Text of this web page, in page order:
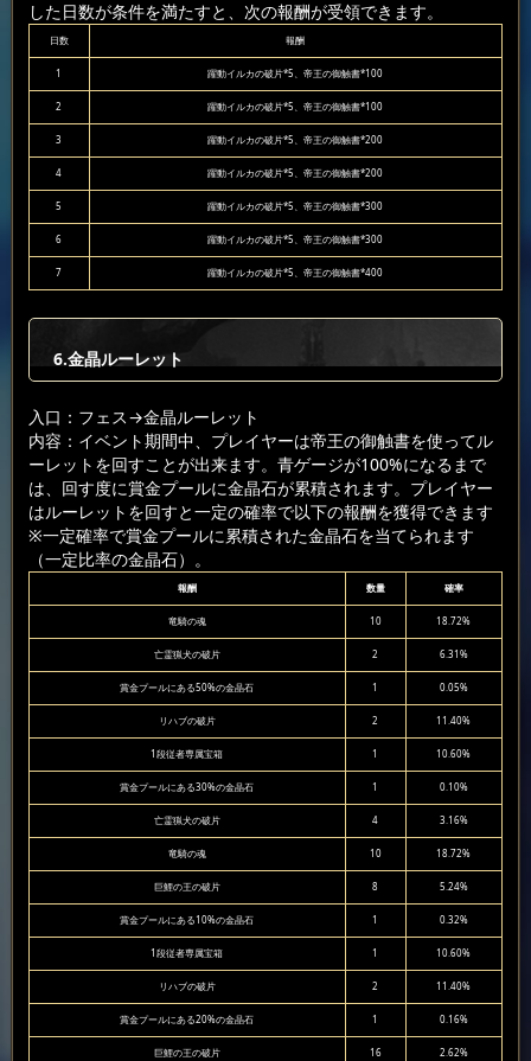
した日数が条件を満たすと、次の報酬が受領できます。
日数 報酬
1 躍動イルカの破片*5、帝王の御触書*100
2 躍動イルカの破片*5、帝王の御触書*100
3 躍動イルカの破片*5、帝王の御触書*200
4 躍動イルカの破片*5、帝王の御触書*200
5 躍動イルカの破片*5、帝王の御触書*300
6 躍動イルカの破片*5、帝王の御触書*300
7 躍動イルカの破片*5、帝王の御触書*400
6.金晶ルーレット
入口：フェス→金晶ルーレット
内容：イベント期間中、プレイヤーは帝王の御触書を使ってル
ーレットを回すことが出来ます。青ゲージが100%になるまで
は、回す度に賞金プールに金晶石が累積されます。プレイヤー
はルーレットを回すと一定の確率で以下の報酬を獲得できます
※一定確率で賞金プールに累積された金晶石を当てられます
（一定比率の金晶石）。
報酬 数量 確率
竜騎の魂 10 18.72%
亡霊猟犬の破片 2 6.31%
賞金プールにある50%の金晶石 1 0.05%
リハブの破片 2 11.40%
1段従者専属宝箱 1 10.60%
賞金プールにある30%の金晶石 1 0.10%
亡霊猟犬の破片 4 3.16%
竜騎の魂 10 18.72%
巨鯉の王の破片 8 5.24%
賞金プールにある10%の金晶石 1 0.32%
1段従者専属宝箱 1 10.60%
リハブの破片 2 11.40%
賞金プールにある20%の金晶石 1 0.16%
巨鯉の王の破片 16 2.62%